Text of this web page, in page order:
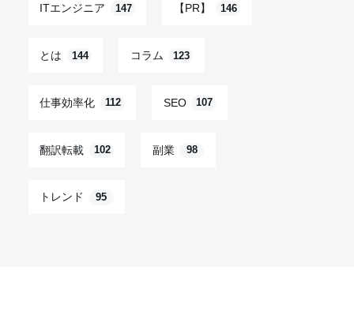
ITエンジニア 147 【PR】 146
とは 144 コラム 123
仕事効率化 112 SEO 107
翻訳転載 102 副業 98
トレンド 95